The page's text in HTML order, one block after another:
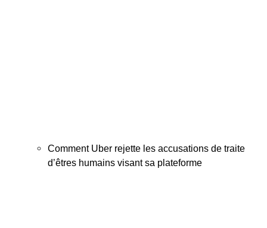
Comment Uber rejette les accusations de traite
d’êtres humains visant sa plateforme